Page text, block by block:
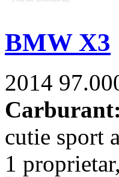
BMW X3
2014
cutie sport
1